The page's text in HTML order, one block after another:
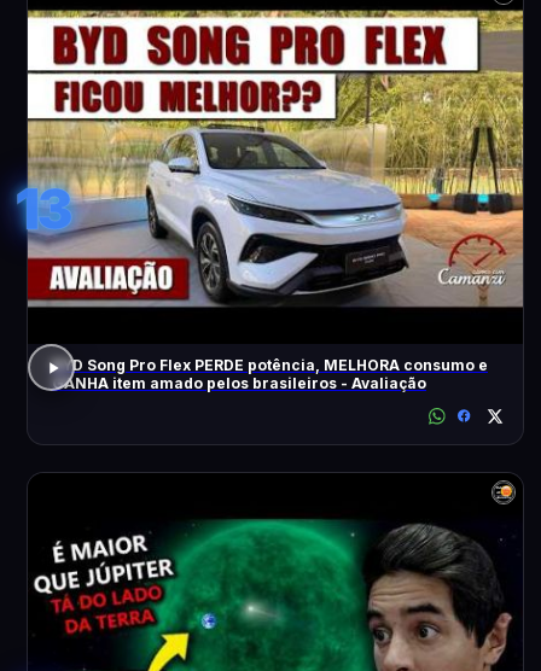
13
BYD Song Pro Flex PERDE potência, MELHORA consumo e
GANHA item amado pelos brasileiros - Avaliação